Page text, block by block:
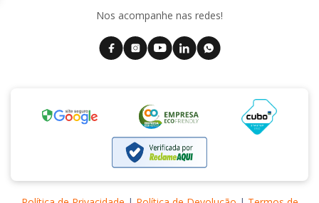
Nos acompanhe nas redes!